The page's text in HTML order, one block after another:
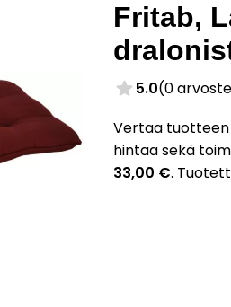
Fritab,
5.0(0
Vertaa tuotteen
hintaa sekä
33,00 €.